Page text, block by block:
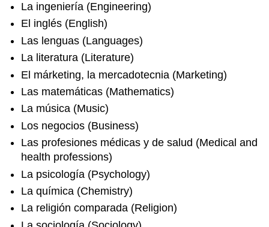
La ingeniería (Engineering)
El inglés (English)
Las lenguas (Languages)
La literatura (Literature)
El márketing, la mercadotecnia (Marketing)
Las matemáticas (Mathematics)
La música (Music)
Los negocios (Business)
Las profesiones médicas y de salud (Medical and
health professions)
La psicología (Psychology)
La química (Chemistry)
La religión comparada (Religion)